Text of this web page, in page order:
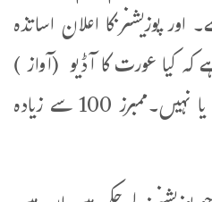
پوزیشنز کا اعلان اساتذہ
کیا عورت کا آڈیو (آواز )
بھیجنا اس طرح ٹھیک ہے یا نہیں۔ممبرز 100 سے زیادہ